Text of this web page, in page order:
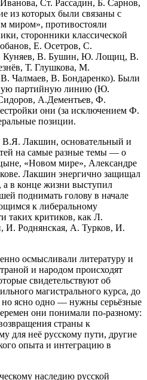
Ст. Рассадин, Б. Сарнов,
из которых были связаны с
миром», противостояли
сторонники классической
Е. Осетров, С.
Куняев, В. Бушин, Ю. Лощиц, В.
Т. Глушкова, М.
Чалмаев, В. Бондаренко). Были
партийную линию (Ю.
А.Дементьев, Ф.
они (за исключением Ф.
позиции.
В.Я. Лакшин, основательный и
на самые разные темы — о
«Новом мире», Александре
Лакшин энергично защищал
а в конце жизни выступил
поднимать голову в начале
к либеральному
таких критиков, как Л.
И. Роднянская, А. Турков, И.
осмысливали литературу и
и народом происходят
свидетельствуют об
магистрального курса, до
но ясно одно — нужны серьёзные
они понимали по-разному:
страны к
для неё русскому пути, другие
опыта и интеграцию в
наследию русской